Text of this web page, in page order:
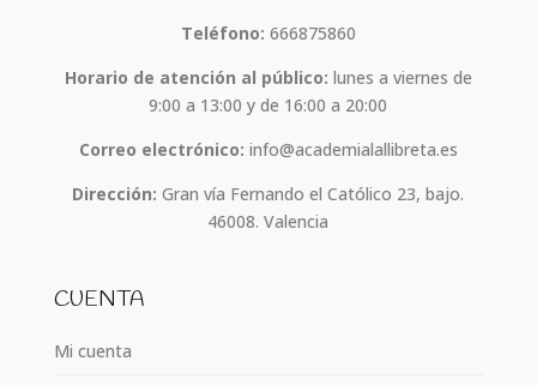
Teléfono: 666875860
Horario de atención al público: lunes a viernes de
9:00 a 13:00 y de 16:00 a 20:00
Correo electrónico: info@academialallibreta.es
Dirección: Gran vía Fernando el Católico 23, bajo.
46008. Valencia
CUENTA
Mi cuenta